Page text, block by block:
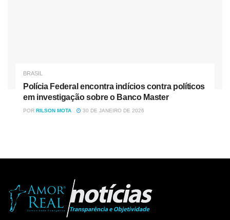
BRASIL
Polícia Federal encontra indícios contra políticos
em investigação sobre o Banco Master
POR RILSON MOTA 30 DE JANEIRO DE 2026